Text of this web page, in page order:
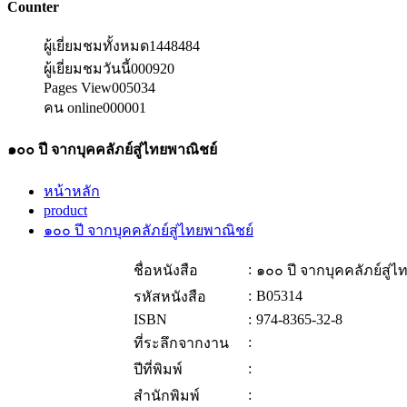
Counter
ผู้เยี่ยมชมทั้งหมด1448484
ผู้เยี่ยมชมวันนี้000920
Pages View005034
คน online000001
๑๐๐ ปี จากบุคคลัภย์สู่ไทยพาณิชย์
หน้าหลัก
product
๑๐๐ ปี จากบุคคลัภย์สู่ไทยพาณิชย์
ชื่อหนังสือ : ๑๐๐ ปี จากบุคคลัภย์สู่ไ
รหัสหนังสือ
: B05314
ISBN
: 974-8365-32-8
ที่ระลึกจากงาน
:
ปีที่พิมพ์
:
สำนักพิมพ์
: